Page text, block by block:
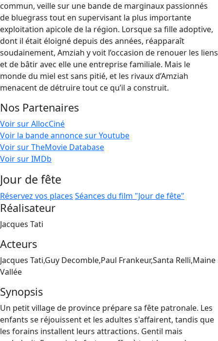
commun, veille sur une bande de marginaux passionnés
de bluegrass tout en supervisant la plus importante
exploitation apicole de la région. Lorsque sa fille adoptive,
dont il était éloigné depuis des années, réapparaît
soudainement, Amziah y voit l’occasion de renouer les liens
et de bâtir avec elle une entreprise familiale. Mais le
monde du miel est sans pitié, et les rivaux d’Amziah
menacent de détruire tout ce qu’il a construit.
Nos Partenaires
Voir sur AllocCiné
Voir la bande annonce sur Youtube
Voir sur TheMovie Database
Voir sur IMDb
Jour de fête
Réservez vos places Séances du film "Jour de fête"
Réalisateur
Jacques Tati
Acteurs
Jacques Tati,Guy Decomble,Paul Frankeur,Santa Relli,Maine
Vallée
Synopsis
Un petit village de province prépare sa fête patronale. Les
enfants se réjouissent et les adultes s'affairent, tandis que
les forains installent leurs attractions. Gentil mais